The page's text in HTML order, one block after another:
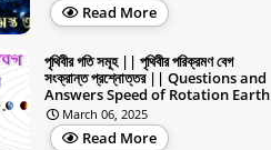
Read More
পৃথিবীর গতি সমূহ || পৃথিবীর পরিক্রমণ বেগ
সংক্রান্ত প্রশ্নোত্তর || Questions and
Answers Speed of Rotation Earth
March 06, 2025
Read More